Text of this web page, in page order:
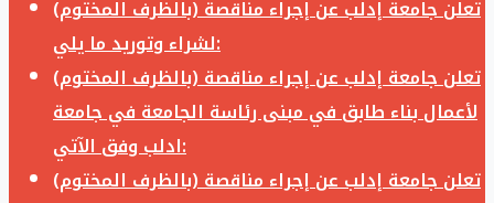
تعلن جامعة إدلب عن إجراء مناقصة (بالظرف المختوم)
لشراء وتوريد ما يلي:
تعلن جامعة إدلب عن إجراء مناقصة (بالظرف المختوم)
لأعمال بناء طابق في مبنى رئاسة الجامعة في جامعة
ادلب وفق الآتي:
تعلن جامعة إدلب عن إجراء مناقصة (بالظرف المختوم)